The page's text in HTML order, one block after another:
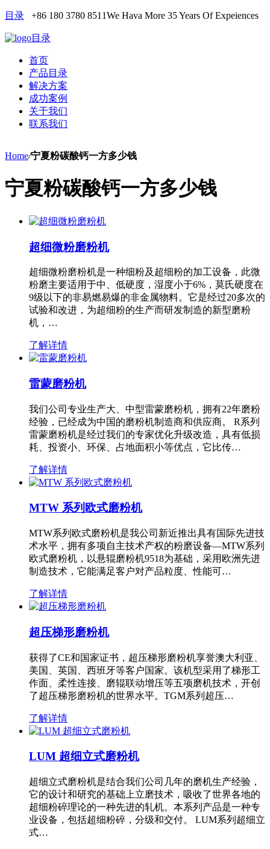
目录 +86 180 3780 8511We Hava More 35 Years Of Expeiences
目录
首页
产品目录
解决方案
成功案例
关于我们
联系我们
Home/宁夏粉碳酸钙一方多少钱
宁夏粉碳酸钙一方多少钱
超细微粉磨粉机
超细微粉磨粉机是一种细粉及超细粉的加工设备，此微
粉磨主要适用于中、低硬度，湿度小于6%，莫氏硬度在
9级以下的非易燃易爆的非金属物料。它是经过20多次的
试验和改进，为超细粉的生产而研发制造的新型磨粉
机，…
了解详情
雷蒙磨粉机
我们公司专业生产大、中型雷蒙磨粉机，拥有22年磨粉
经验，已经成为中国的磨粉机制造商和供应商。 R系列
雷蒙磨粉机是经过我们的专家优化升级改造，具有低损
耗、投资小、环保、占地面积小等优点，它比传…
了解详情
MTW 系列欧式磨粉机
MTW系列欧式磨粉机是我公司新近推出具有国际先进技
术水平，拥有多项自主技术产权的粉磨设备—MTW系列
欧式磨粉机，以悬辊磨粉机9518为基础，采用欧洲先进
制造技术，它能满足客户对产品粒度、性能可…
了解详情
超压梯形磨粉机
获得了CE和国家证书，超压梯形磨粉机享誉澳大利亚、
美国、英国、西班牙等客户国家。该机型采用了梯形工
作面、柔性连接、磨辊联动增压等五项磨机技术，开创
了超压梯形磨粉机的世界水平。TGM系列超压…
了解详情
LUM 超细立式磨粉机
超细立式磨粉机是结合我们公司几年的磨机生产经验，
它的设计和研究的基础上立磨技术，吸收了世界各地的
超细粉碎理论的一种先进的轧机。本系列产品是一种专
业设备，包括超细粉碎，分级和交付。 LUM系列超细立
式…